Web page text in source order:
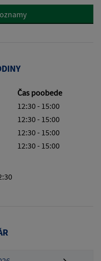
Čas poobede
12:30 - 15:00
12:30 - 15:00
12:30 - 15:00
12:30 - 15:00